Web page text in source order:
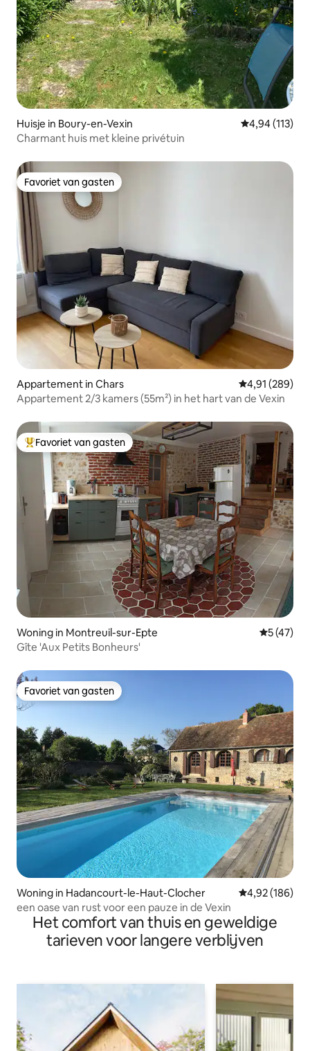
Huisje in Boury-en-Vexin Gemiddelde
4,94 (113)
Charmant huis met kleine privétuin
Favoriet van gasten
Favoriet van gasten
Appartement in Chars Gemiddelde
4,91 (289)
Appartement 2/3 kamers (55m²) in het hart van de Vexin
Topfavoriet van gasten
Favoriet van gasten
Woning in Montreuil-sur-Epte
5 (47)
Gîte 'Aux Petits Bonheurs'
Favoriet van gasten
Favoriet van gasten
Woning in Hadancourt-le-Haut-Clocher Gemiddelde
4,92 (186)
een oase van rust voor een pauze in de Vexin
Het comfort van thuis en geweldige
tarieven voor langere verblijven